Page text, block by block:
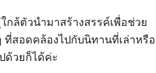
ล้ตัวนำมาสร้างสรรค์เพื่อช่วย
สอดคล้องไปกับนิทานที่เล่าหรือ
ด้วยก็ได้ค่ะ